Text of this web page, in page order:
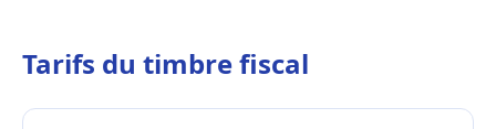
Tarifs du timbre fiscal